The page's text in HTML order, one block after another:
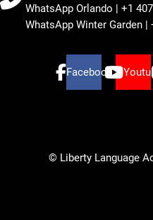
WhatsApp Orlando | +1
WhatsApp Winter Garden |
Facebook
© Liberty Language